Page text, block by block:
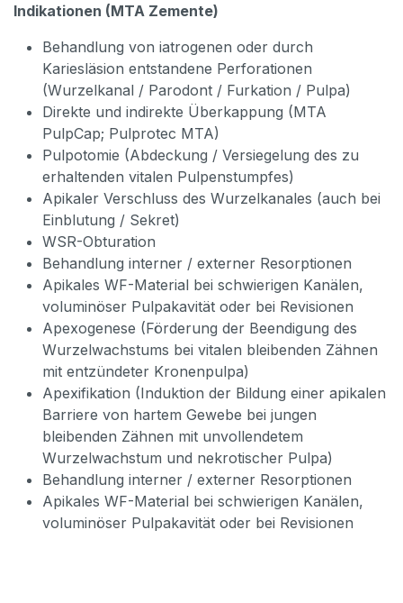
Indikationen (MTA Zemente)
Behandlung von iatrogenen oder durch
Kariesläsion entstandene Perforationen
(Wurzelkanal / Parodont / Furkation / Pulpa)
Direkte und indirekte Überkappung (MTA
PulpCap; Pulprotec MTA)
Pulpotomie (Abdeckung / Versiegelung des zu
erhaltenden vitalen Pulpenstumpfes)
Apikaler Verschluss des Wurzelkanales (auch bei
Einblutung / Sekret)
WSR-Obturation
Behandlung interner / externer Resorptionen
Apikales WF-Material bei schwierigen Kanälen,
voluminöser Pulpakavität oder bei Revisionen
Apexogenese (Förderung der Beendigung des
Wurzelwachstums bei vitalen bleibenden Zähnen
mit entzündeter Kronenpulpa)
Apexifikation (Induktion der Bildung einer apikalen
Barriere von hartem Gewebe bei jungen
bleibenden Zähnen mit unvollendetem
Wurzelwachstum und nekrotischer Pulpa)
Behandlung interner / externer Resorptionen
Apikales WF-Material bei schwierigen Kanälen,
voluminöser Pulpakavität oder bei Revisionen